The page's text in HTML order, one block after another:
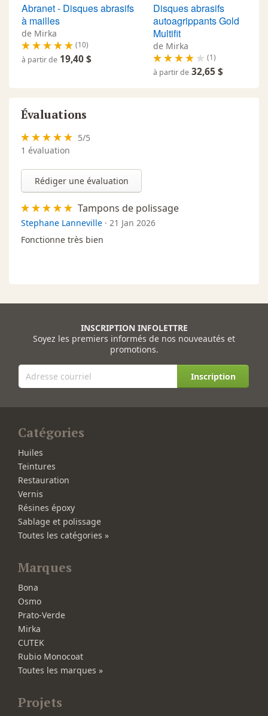
Abranet - Disques abrasifs
à mailles
de Mirka
(10)
à partir de 19,40 $
Disques abrasifs
autoagrippants Gold
Multifit
de Mirka
(1)
à partir de 32,65 $
Évaluations
5/5
1 évaluation
Rédiger une évaluation
Tampons de polissage
Stephane Lanneville · 21 Jan 2026
Fonctionne très bien
INSCRIPTION INFOLETTRE
Soyez les premiers informés de nos nouveautés et
promotions.
Inscription
Catégories
Huiles
Teintures
Restauration
Vernis
Résines époxy
Sablage et polissage
Toutes les catégories »
Marques
Bona
Osmo
Prato-Verde
Mirka
CUTEK
Rubio Monocoat
Toutes les marques »
Projets